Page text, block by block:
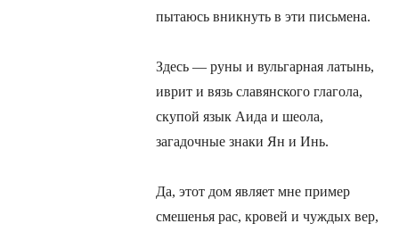
пытаюсь вникнуть в эти письмена.
Здесь — руны и вульгарная латынь,
иврит и вязь славянского глагола,
скупой язык Аида и шеола,
загадочные знаки Ян и Инь.
Да, этот дом являет мне пример
смешенья рас, кровей и чуждых вер,